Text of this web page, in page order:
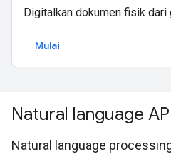
Digitalkan dokumen fisik dari
Mulai
Natural language
Natural language